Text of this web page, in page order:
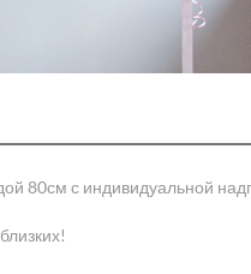
80см с индивидуальной